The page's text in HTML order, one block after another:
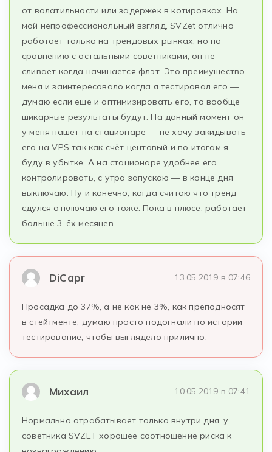
от волатильности или задержек в котировках. На
мой непрофессиональный взгляд, SVZet отлично
работает только на трендовых рынках, но по
сравнению с остальными советниками, он не
сливает когда начинается флэт. Это преимущество
меня и заинтересовало когда я тестировал его —
думаю если ещё и оптимизировать его, то вообще
шикарные результаты будут. На данный момент он
у меня пашет на стационаре — не хочу закидывать
его на VPS так как счёт центовый и по итогам я
буду в убытке. А на стационаре удобнее его
контролировать, с утра запускаю — в конце дня
выключаю. Ну и конечно, когда считаю что тренд
сдулся отключаю его тоже. Пока в плюсе, работает
больше 3-ёх месяцев.
DiCapr 13.05.2019 в 07:46
Просадка до 37%, а не как не 3%, как преподносят
в стейтменте, думаю просто подогнали по истории
тестирование, чтобы выглядело прилично.
Михаил 10.05.2019 в 07:41
Нормально отрабатывает только внутри дня, у
советника SVZET хорошее соотношение риска к